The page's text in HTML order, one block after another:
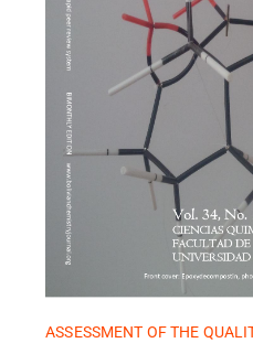
ASSESSMENT OF THE